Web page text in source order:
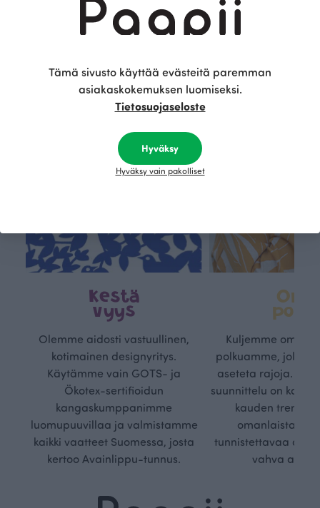
Kestä
vyys
Olemme aidosti vastuullinen,
kotimainen designyritys.
Käytämme vain GOTS- ja
Ökotex-sertifioidun
kangaskumppanimme
luomupuuvillaa ja valmistamme
kaikki vaatteet Suomessa, josta
kertoo Avainlippu-tunnus.
Oma
Kuljemme omaa,
polkuamme, jolla
aseteta rajoja.
suunnittelu on
kauden
omanlaista,
tunnistettavaa
vahva
Tämä sivusto käyttää evästeitä paremman
asiakaskokemuksen luomiseksi.
Tietosuojaseloste
Hyväksy
Hyväksy vain pakolliset